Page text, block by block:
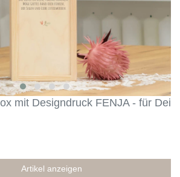
mit Designdruck FENJA - für
Artikel anzeigen